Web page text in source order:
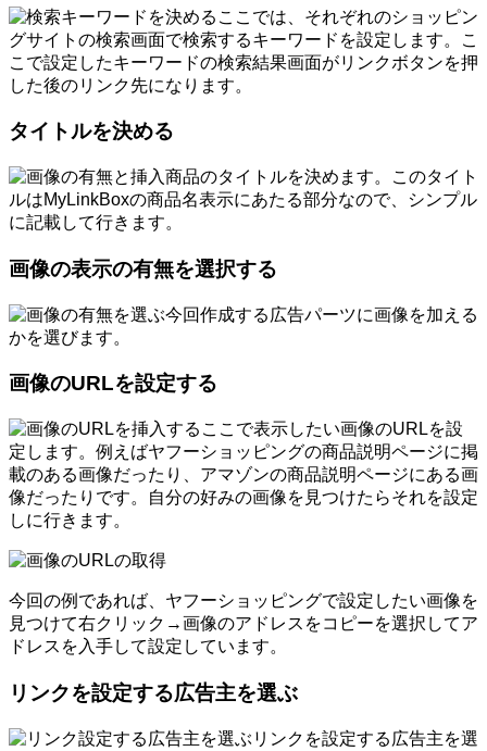
ここでは、それぞれのショッピン
グサイトの検索画面で検索するキーワードを設定します。こ
こで設定したキーワードの検索結果画面がリンクボタンを押
した後のリンク先になります。
タイトルを決める
商品のタイトルを決めます。このタイト
ルはMyLinkBoxの商品名表示にあたる部分なので、シンプル
に記載して行きます。
画像の表示の有無を選択する
今回作成する広告パーツに画像を加える
かを選びます。
画像のURLを設定する
ここで表示したい画像のURLを設
定します。例えばヤフーショッピングの商品説明ページに掲
載のある画像だったり、アマゾンの商品説明ページにある画
像だったりです。自分の好みの画像を見つけたらそれを設定
しに行きます。
今回の例であれば、ヤフーショッピングで設定したい画像を
見つけて右クリック→画像のアドレスをコピーを選択してア
ドレスを入手して設定しています。
リンクを設定する広告主を選ぶ
リンクを設定する広告主を選